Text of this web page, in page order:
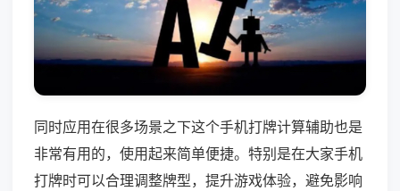
同时应用在很多场景之下这个手机打牌计算辅助也是
非常有用的，使用起来简单便捷。特别是在大家手机
打牌时可以合理调整牌型，提升游戏体验，避免影响